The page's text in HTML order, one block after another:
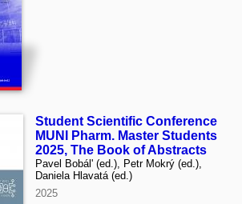
Student Scientific Conference
MUNI Pharm. Master Students
2025, The Book of Abstracts
Pavel Bobál' (ed.), Petr Mokrý (ed.),
Daniela Hlavatá (ed.)
2025